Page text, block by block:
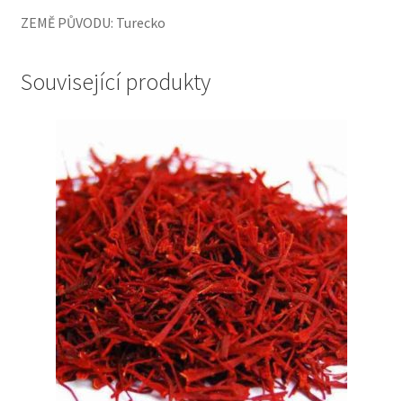
ZEMĚ PŮVODU: Turecko
Související produkty